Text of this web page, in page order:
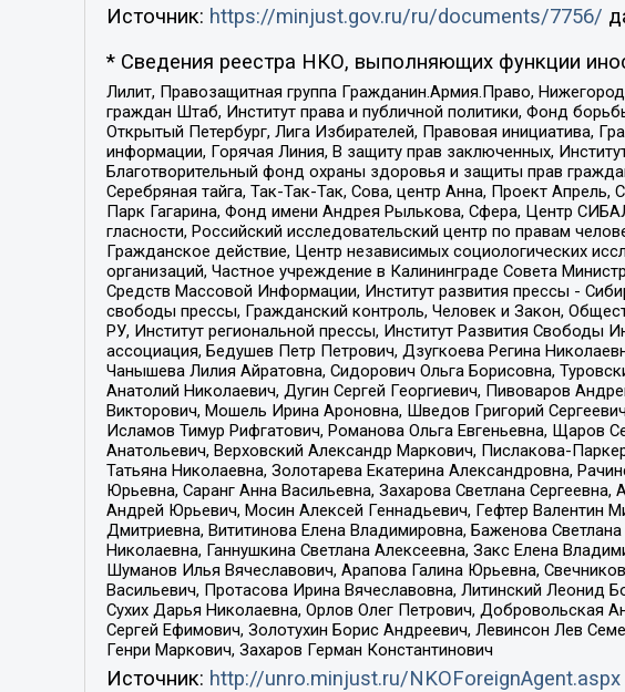
Источник: https://minjust.gov.ru/ru/documents/7756/
* Сведения реестра НКО, выполняющих функции
Лилит, Правозащитная группа Гражданин.Армия.Право,
граждан Штаб, Институт права и публичной политики, Фонд
Открытый Петербург, Лига Избирателей, Правовая инициатива,
информации, Горячая Линия, В защиту прав заключенных,
Благотворительный фонд охраны здоровья и защиты прав
Серебряная тайга, Так-Так-Так, Сова, центр Анна, Проект
Парк Гагарина, Фонд имени Андрея Рылькова, Сфера, Центр
гласности, Российский исследовательский центр по правам
Гражданское действие, Центр независимых социологических
организаций, Частное учреждение в Калининграде Совета
Средств Массовой Информации, Институт развития прессы -
свободы прессы, Гражданский контроль, Человек и Закон,
РУ, Институт региональной прессы, Институт Развития
ассоциация, Бедушев Петр Петрович, Дзугкоева Регина
Чанышева Лилия Айратовна, Сидорович Ольга Борисовна,
Анатолий Николаевич, Дугин Сергей Георгиевич, Пивоваров
Викторович, Мошель Ирина Ароновна, Шведов Григорий
Исламов Тимур Рифгатович, Романова Ольга Евгеньевна, Щаров
Анатольевич, Верховский Александр Маркович, Пислакова-
Татьяна Николаевна, Золотарева Екатерина Александровна,
Юрьевна, Саранг Анна Васильевна, Захарова Светлана
Андрей Юрьевич, Мосин Алексей Геннадьевич, Гефтер Валентин
Дмитриевна, Вититинова Елена Владимировна, Баженова
Николаевна, Ганнушкина Светлана Алексеевна, Закс Елена
Шуманов Илья Вячеславович, Арапова Галина Юрьевна,
Васильевич, Протасова Ирина Вячеславовна, Литинский Леонид
Сухих Дарья Николаевна, Орлов Олег Петрович, Добровольская
Сергей Ефимович, Золотухин Борис Андреевич, Левинсон Лев
Генри Маркович, Захаров Герман Константинович
Источник: http://unro.minjust.ru/NKOForeignAgent.aspx